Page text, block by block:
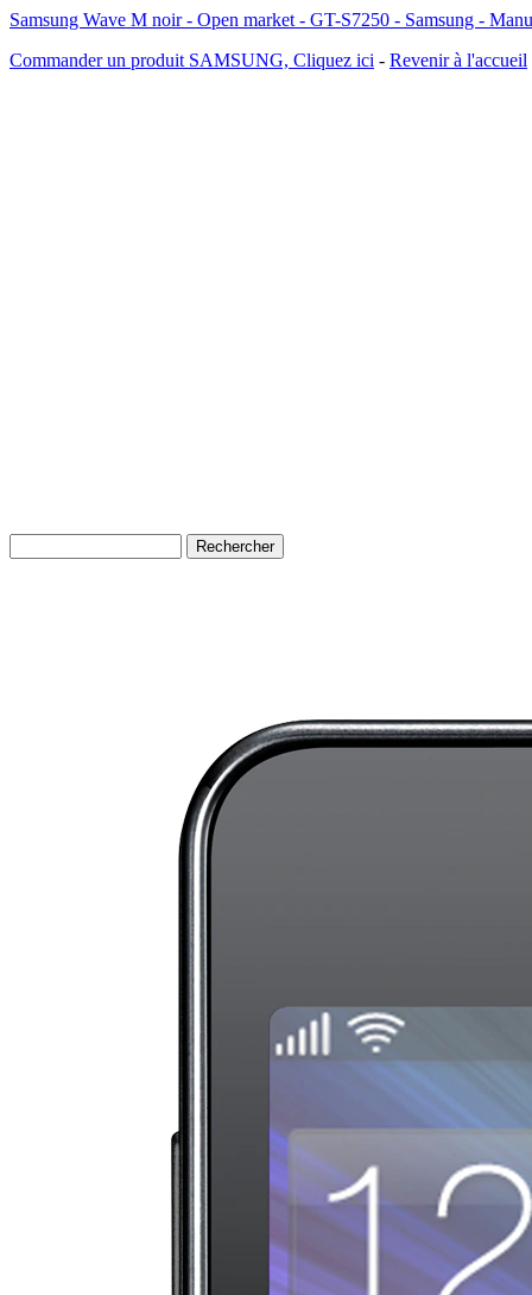
Samsung Wave M noir - Open market - GT-S7250 - Samsung -
Commander un produit SAMSUNG, Cliquez ici - Revenir à l'accueil